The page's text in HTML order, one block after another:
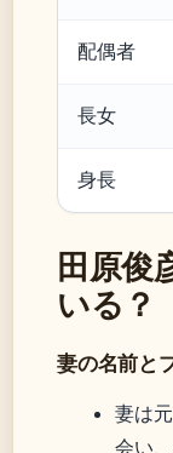
配偶者
長女
身長
田原俊
いる？
妻の名前と
妻は
会い